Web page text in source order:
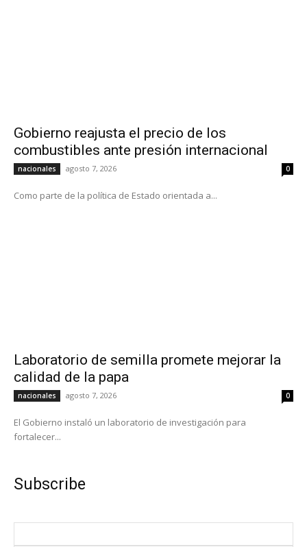
Gobierno reajusta el precio de los
combustibles ante presión internacional
nacionales agosto 7, 2026 0
Como parte de la política de Estado orientada a...
Laboratorio de semilla promete mejorar la
calidad de la papa
nacionales agosto 7, 2026 0
El Gobierno instaló un laboratorio de investigación para
fortalecer...
Subscribe